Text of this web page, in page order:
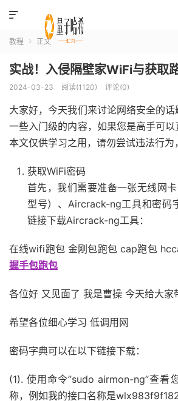

教程  正文
实战！入侵隔壁家WiFi与获取
2024-03-23 阅读(1120) 评论(0)
大家好，今天我们来讨论网络安全的
一些入门级的内容，如果您是高手可以
本文仅供学习之用，请勿尝试违法行为
获取WiFi密码
首先，我们需要准备一张无线网
型号）、Aircrack-ng工具和密码
链接下载Aircrack-ng工具：
在线wifi跑包 金刚包跑包 cap跑包
握手包跑包
各位好 又见面了 我是曹操 今天给大家
希望各位细心学习 低调用网
密码字典可以在以下链接下载：
(1). 使用命令”sudo airmon-ng”查看
称，例如我的接口名称是